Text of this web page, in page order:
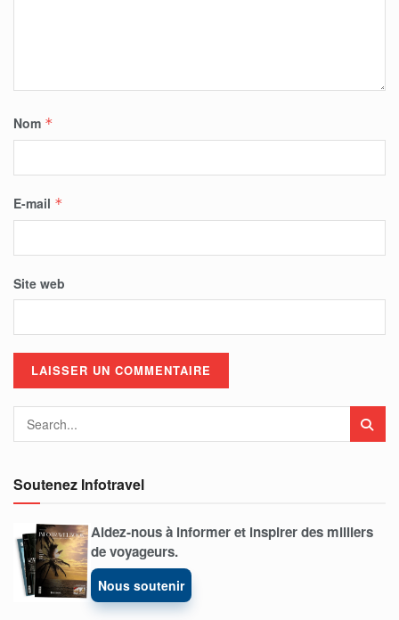
Nom *
E-mail *
Site web
Soutenez Infotravel
Aidez-nous à informer et inspirer des milliers
de voyageurs.
Nous soutenir